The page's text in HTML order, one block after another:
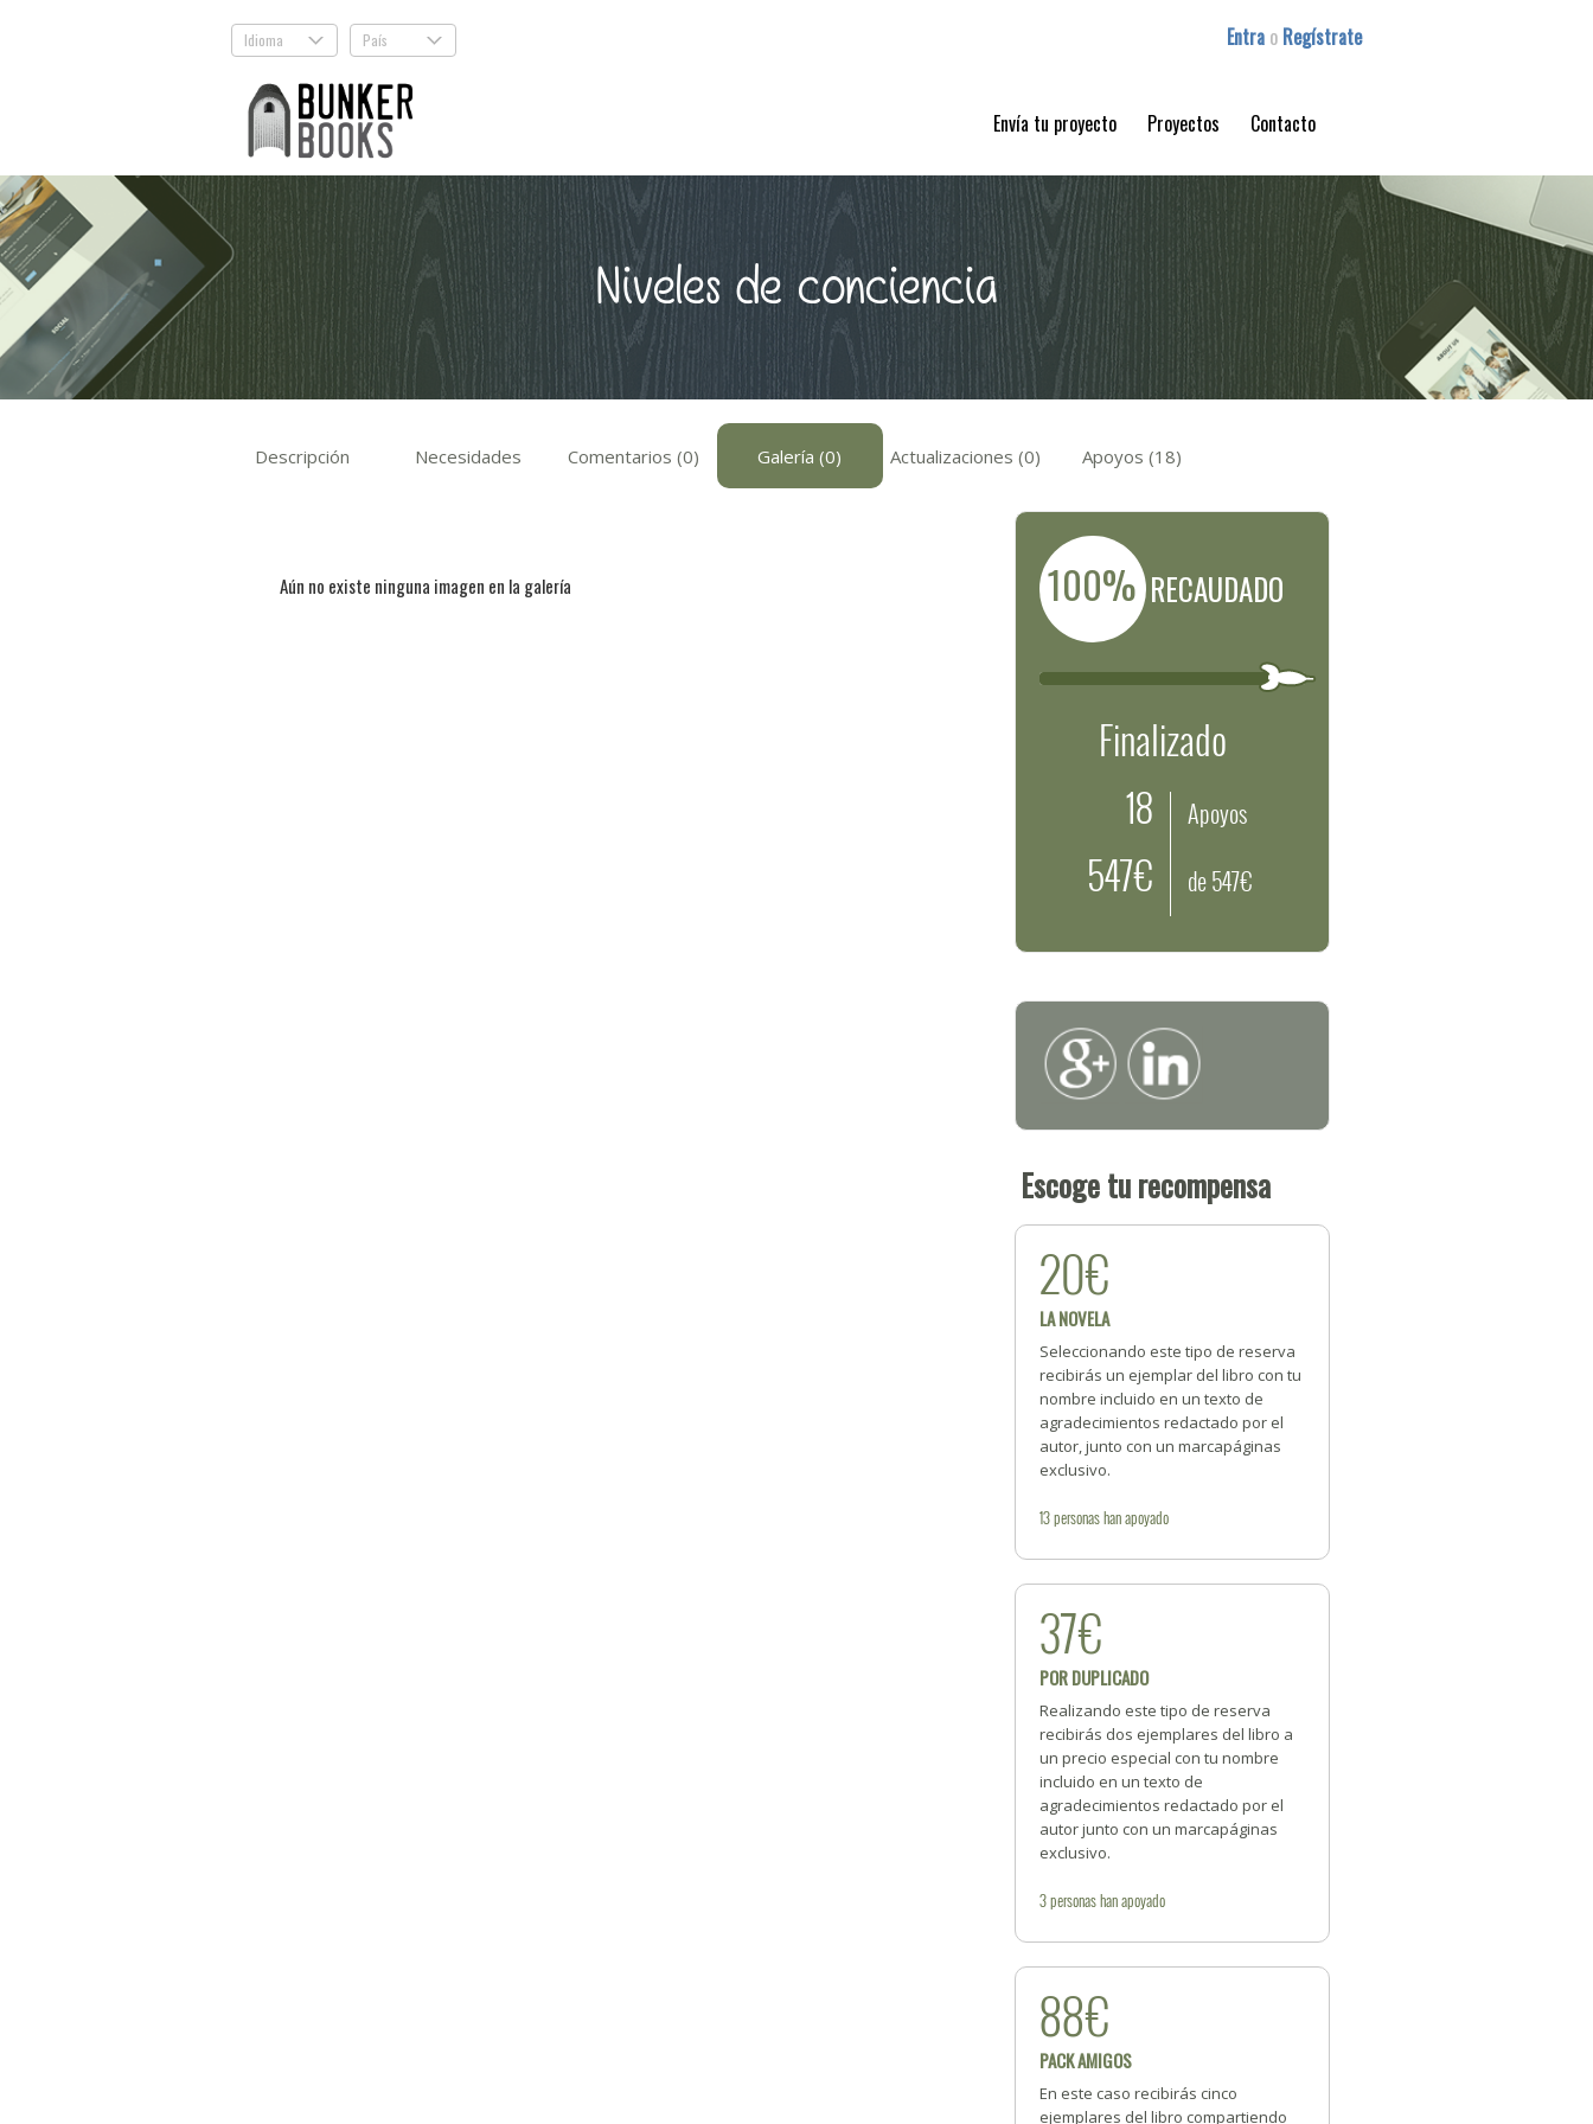
Idioma . País . Entra o Regístrate
Envía tu proyecto Proyectos Contacto
Niveles de conciencia
Descripción Necesidades Comentarios (0) Galería (0) Actualizaciones (0) Apoyos (18)
Aún no existe ninguna imagen en la galería 100% RECAUDADO
Finalizado
18
547€
Apoyos
de 547€
Escoge tu recompensa
20€
LA NOVELA
Seleccionando este tipo de reserva
recibirás un ejemplar del libro con tu
nombre incluido en un texto de
agradecimientos redactado por el
autor, junto con un marcapáginas
exclusivo.
13personashan apoyado
37€
POR DUPLICADO
Realizando este tipo de reserva
recibirás dos ejemplares del libro a
un precio especial con tu nombre
incluido en un texto de
agradecimientos redactado por el
autor junto con un marcapáginas
exclusivo.
3personashan apoyado
88€
PACK AMIGOS
En este caso recibirás cinco
ejemplares del libro compartiendo